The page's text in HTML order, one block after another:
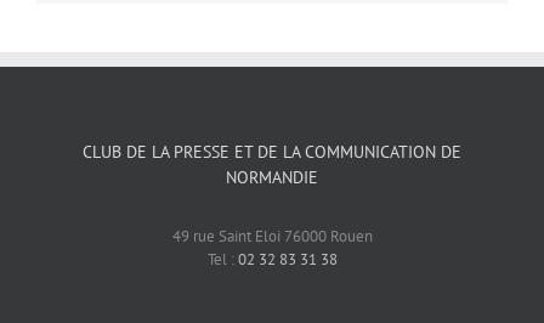
CLUB DE LA PRESSE ET DE LA COMMUNICATION DE
NORMANDIE
49 rue Saint Eloi 76000 Rouen
Tel :02 32 83 31 38